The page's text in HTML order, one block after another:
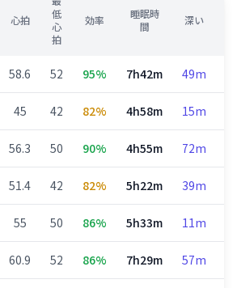
心拍
低
心
拍
効率
睡眠時
間
深い
58.6 52 95% 7h42m 49m
45 42 82% 4h58m 15m
56.3 50 90% 4h55m 72m
51.4 42 82% 5h22m 39m
55 50 86% 5h33m 11m
60.9 52 86% 7h29m 57m